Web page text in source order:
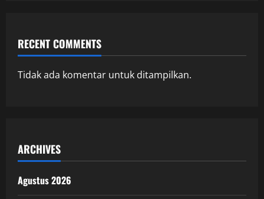
RECENT COMMENTS
Tidak ada komentar untuk ditampilkan.
ARCHIVES
Agustus 2026